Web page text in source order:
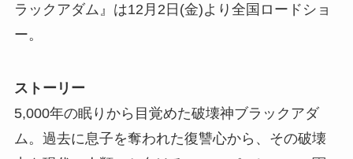
ラックアダム』は12月2日(金)より全国ロードショ
ー。
ストーリー
5,000年の眠りから目覚めた破壊神ブラックアダ
ム。過去に息子を奪われた復讐心から、その破壊